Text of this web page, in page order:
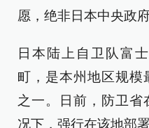
愿，绝非日本中央政
日本陆上自卫队富
町，是本州地区规模
之一。日前，防卫省
况下，强行在该地部